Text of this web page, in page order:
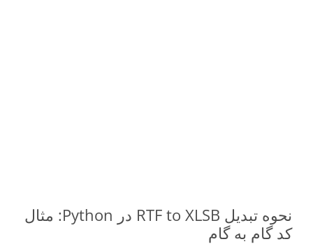
نحوه تبدیل RTF to XLSB در Python: مثال
کد گام به گام